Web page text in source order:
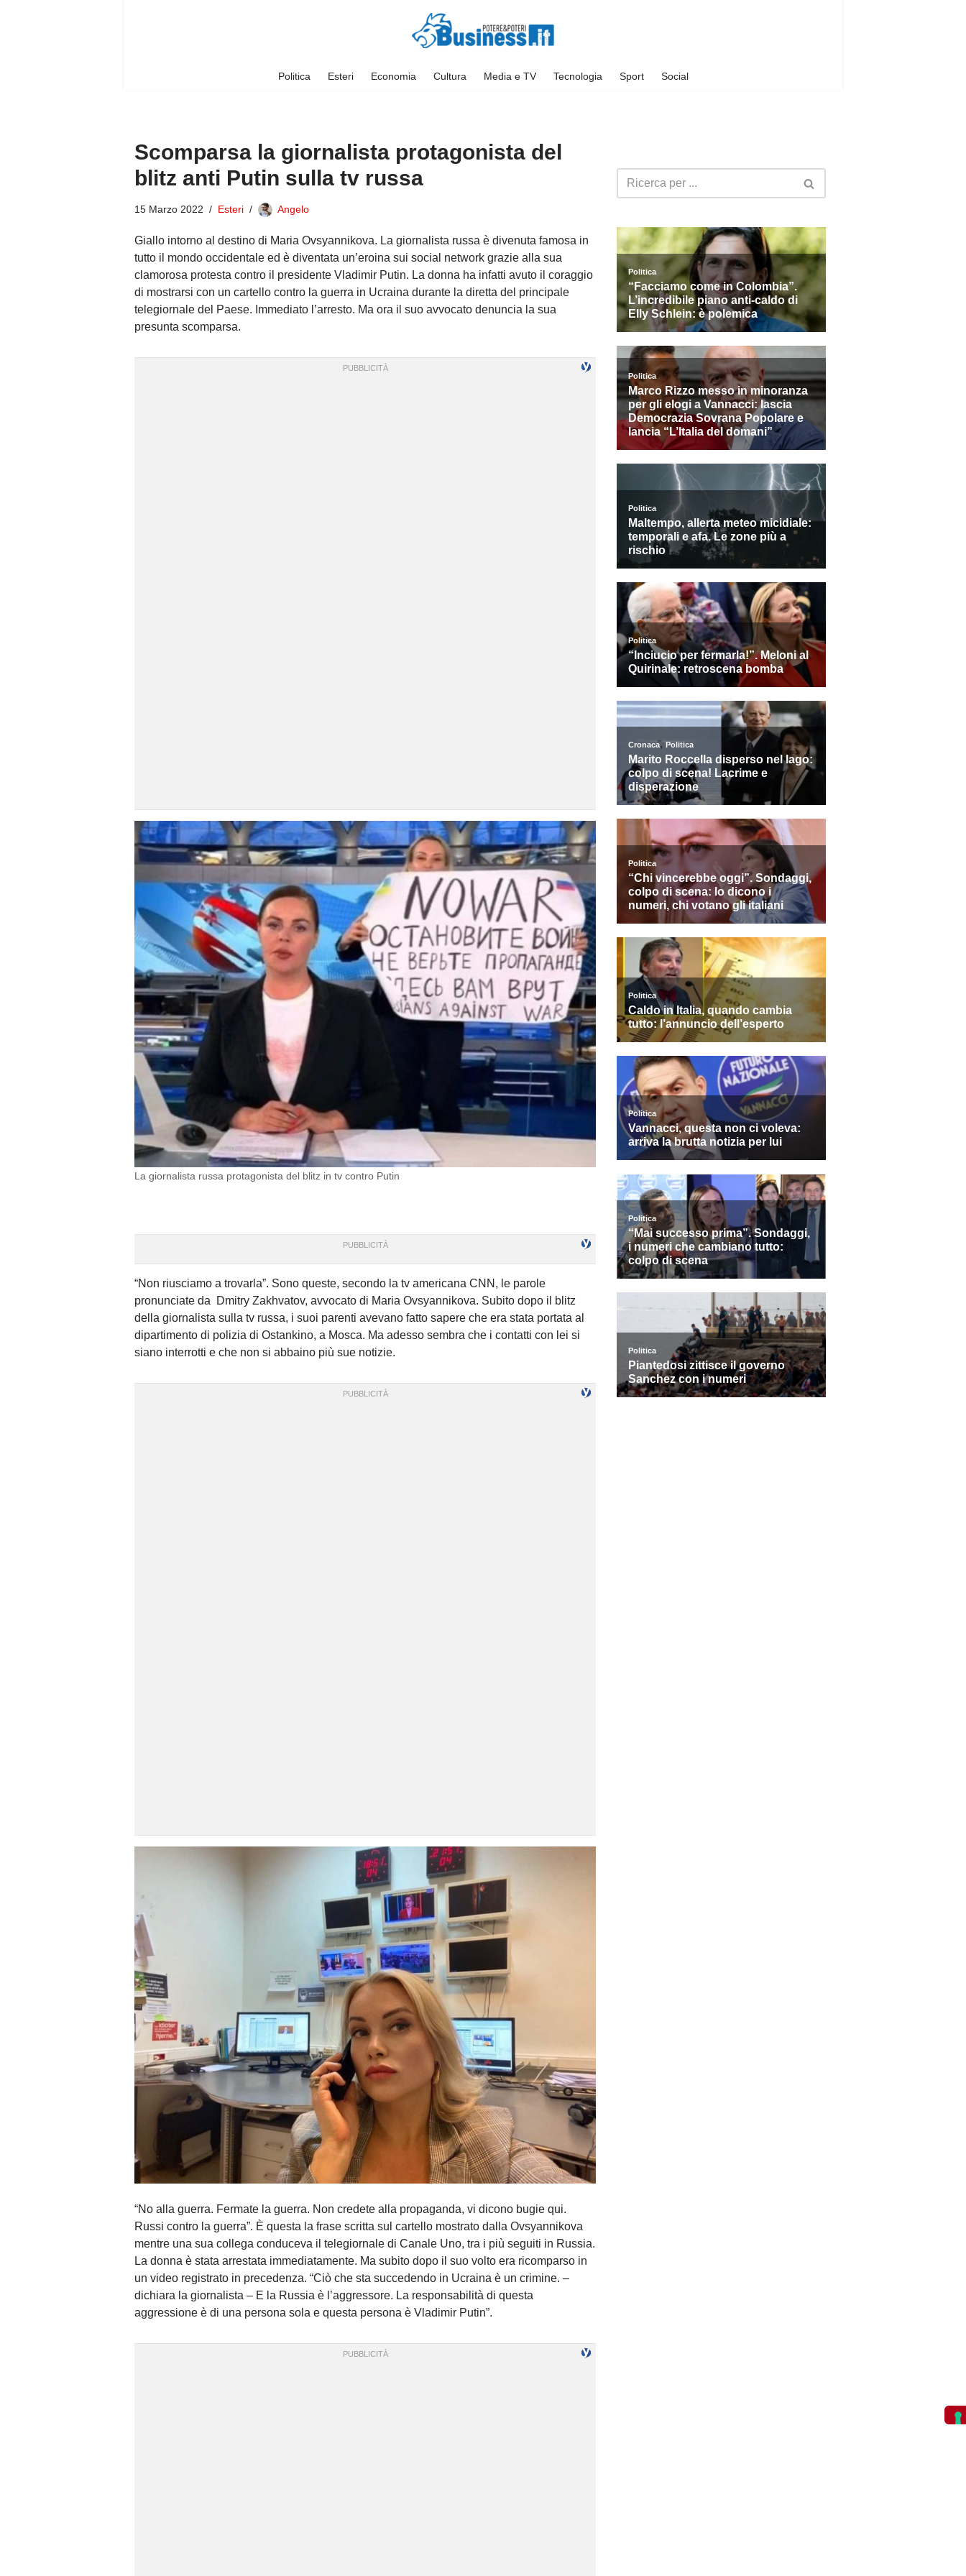
Politica Esteri Economia Cultura Media e TV Tecnologia Sport Social
Scomparsa la giornalista protagonista del
blitz anti Putin sulla tv russa
15 Marzo 2022 Esteri Angelo
Giallo intorno al destino di Maria Ovsyannikova. La giornalista russa è divenuta famosa in
tutto il mondo occidentale ed è diventata un’eroina sui social network grazie alla sua
clamorosa protesta contro il presidente Vladimir Putin. La donna ha infatti avuto il coraggio
di mostrarsi con un cartello contro la guerra in Ucraina durante la diretta del principale
telegiornale del Paese. Immediato l’arresto. Ma ora il suo avvocato denuncia la sua
presunta scomparsa.
La giornalista russa protagonista del blitz in tv contro Putin
“Non riusciamo a trovarla”. Sono queste, secondo la tv americana CNN, le parole
pronunciate da Dmitry Zakhvatov, avvocato di Maria Ovsyannikova. Subito dopo il blitz
della giornalista sulla tv russa, i suoi parenti avevano fatto sapere che era stata portata al
dipartimento di polizia di Ostankino, a Mosca. Ma adesso sembra che i contatti con lei si
siano interrotti e che non si abbaino più sue notizie.
“No alla guerra. Fermate la guerra. Non credete alla propaganda, vi dicono bugie qui.
Russi contro la guerra”. È questa la frase scritta sul cartello mostrato dalla Ovsyannikova
mentre una sua collega conduceva il telegiornale di Canale Uno, tra i più seguiti in Russia.
La donna è stata arrestata immediatamente. Ma subito dopo il suo volto era ricomparso in
un video registrato in precedenza. “Ciò che sta succedendo in Ucraina è un crimine. –
dichiara la giornalista – E la Russia è l’aggressore. La responsabilità di questa
aggressione è di una persona sola e questa persona è Vladimir Putin”.